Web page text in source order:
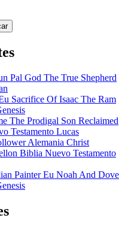
Pal God The True Shepherd
Sacrifice Of Isaac The Ram
The Prodigal Son Reclaimed
Testamento Lucas
Alemania Christ
Biblia Nuevo Testamento
Painter Eu Noah And Dove